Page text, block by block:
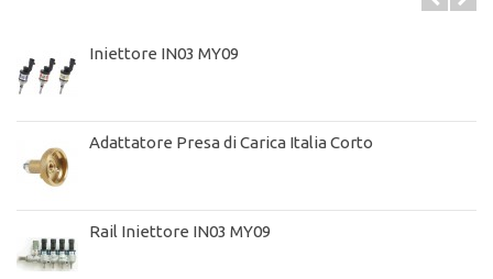
Iniettore IN03 MY09
Adattatore Presa di Carica Italia Corto
Rail Iniettore IN03 MY09